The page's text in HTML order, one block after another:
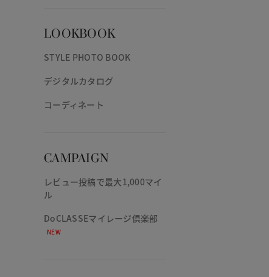
LOOKBOOK
STYLE PHOTO BOOK
デジタルカタログ
コーディネート
CAMPAIGN
レビュー投稿で最大1,000マイ
ル
DoCLASSEマイレージ倶楽部
NEW